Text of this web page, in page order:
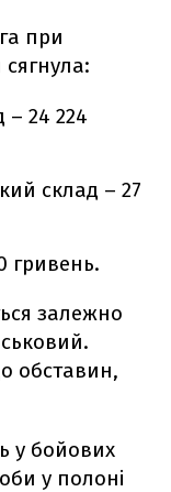
при
сягнула:
– 24 224
склад – 27
гривень.
залежно
обставин,
у бойових
у полоні